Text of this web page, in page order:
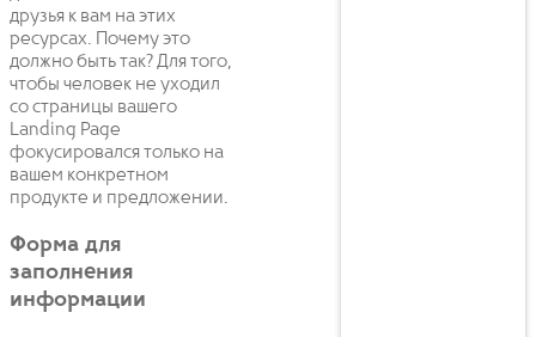
друзья к вам на этих
ресурсах. Почему это
должно быть так? Для того,
чтобы человек не уходил
со страницы вашего
Landing Page
фокусировался только на
вашем конкретном
продукте и предложении.
Форма для
заполнения
информации